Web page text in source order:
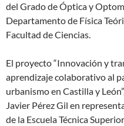
del Grado de Óptica y
Departamento de Física
Facultad de Ciencias.
El proyecto “Innovación y
aprendizaje colaborativo al
urbanismo en Castilla y
Javier Pérez Gil en
de la Escuela Técnica